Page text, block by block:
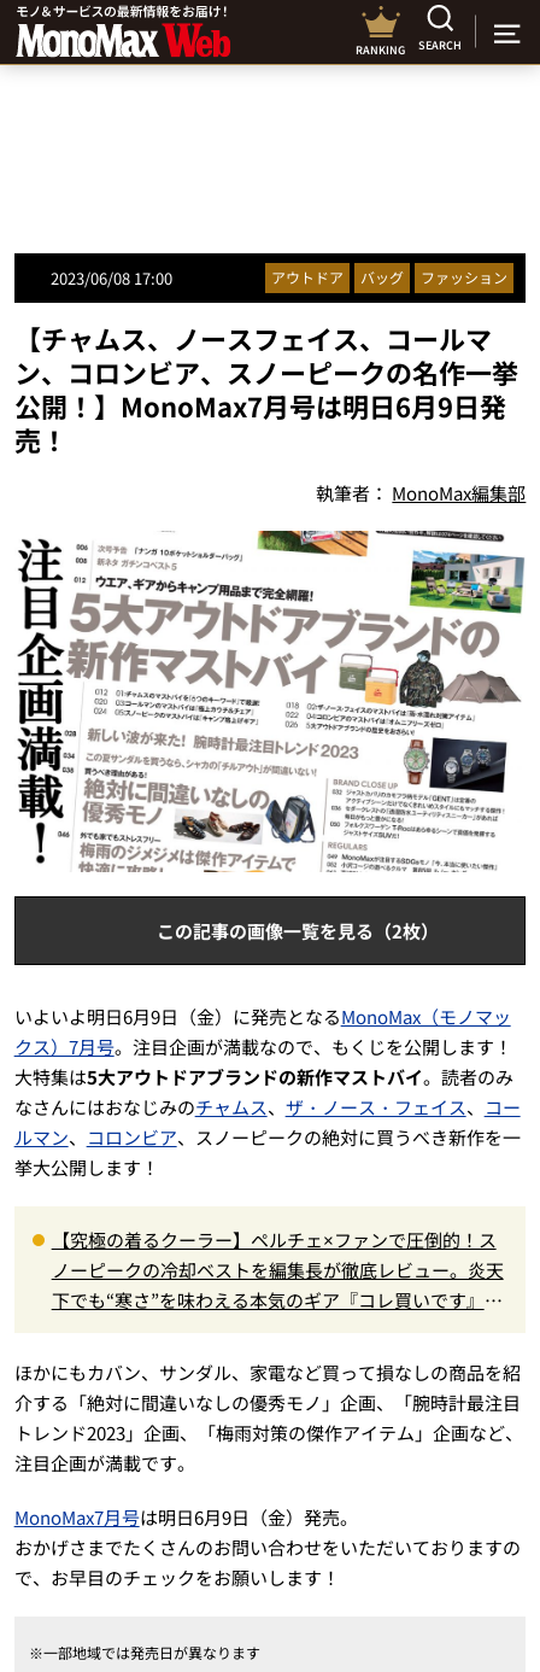
RANKING SEARCH
2023/06/08 17:00 アウトドア バッグ ファッション
【チャムス、ノースフェイス、コールマ
ン、コロンビア、スノーピークの名作一挙
公開！】MonoMax7月号は明日6月9日発
売！
執筆者： MonoMax編集部
この記事の画像一覧を見る（2枚）
いよいよ明日6月9日（金）に発売となるMonoMax（モノマッ
クス）7月号。注目企画が満載なので、もくじを公開します！
大特集は5大アウトドアブランドの新作マストバイ。読者のみ
なさんにはおなじみのチャムス、 ザ・ノース・フェイス、 コー
ルマン、 コロンビア、スノーピークの絶対に買うべき新作を一
挙大公開します！
【究極の着るクーラー】ペルチェ×ファンで圧倒的！ス
ノーピークの冷却ベストを編集長が徹底レビュー。炎天
下でも“寒さ”を味わえる本気のギア『コレ買いです』Vo
ほかにもカバン、サンダル、家電など買って損なしの商品を紹
介する「絶対に間違いなしの優秀モノ」企画、「腕時計最注目
トレンド2023」企画、「梅雨対策の傑作アイテム」企画など、
注目企画が満載です。
MonoMax7月号は明日6月9日（金）発売。
おかげさまでたくさんのお問い合わせをいただいておりますの
で、お早目のチェックをお願いします！
※一部地域では発売日が異なります